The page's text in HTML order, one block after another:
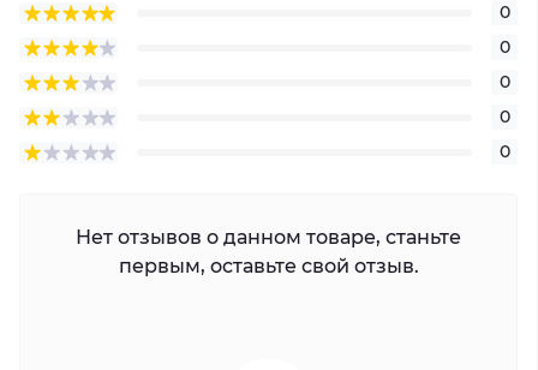
0
0
0
0
0
Нет отзывов о данном товаре, станьте
первым, оставьте свой отзыв.